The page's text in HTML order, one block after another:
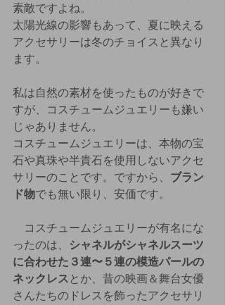
素敵ですよね。
太陽光線の影響もあって、夏に映える
アクセサリーは冬のチョイスと異なり
ます。
私は自然の素材を使ったものが好きで
すが、コスチュームジュエリーも嫌い
じゃありません。
コスチュームジュエリーは、本物の宝
石や真珠や半貴石を使用しないアクセ
サリーのことです。ですから、 ブラン
ド物でも無い限り、安価です。
コスチュームジュエリーが有名にな
ったのは、 シャネルがシャネルスーツ
に合わせた３連〜５連の模造パールの
ネックレス とか、昔の映画＆舞台女優
さんたちのドレスを飾ったアクセサリ